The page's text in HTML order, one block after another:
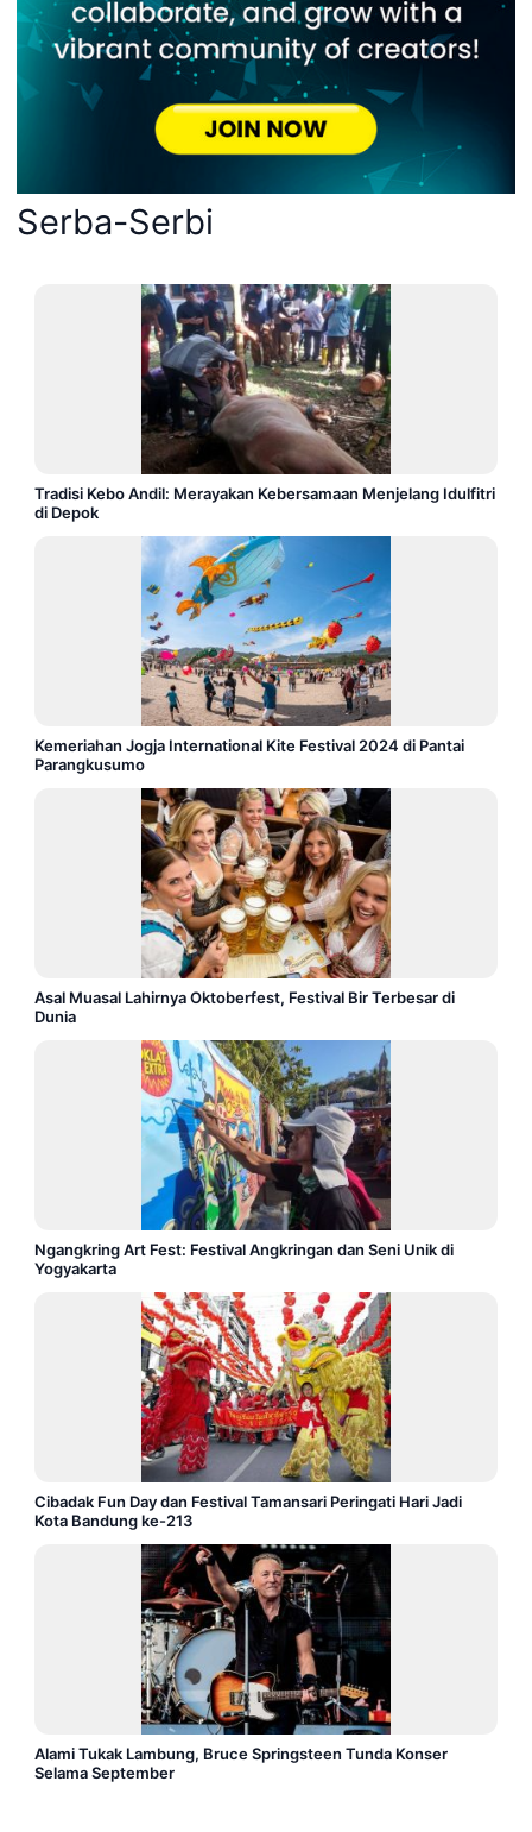
Serba-Serbi
Tradisi Kebo Andil: Merayakan Kebersamaan Menjelang Idulfitri
di Depok
Kemeriahan Jogja International Kite Festival 2024 di Pantai
Parangkusumo
Asal Muasal Lahirnya Oktoberfest, Festival Bir Terbesar di
Dunia
Ngangkring Art Fest: Festival Angkringan dan Seni Unik di
Yogyakarta
Cibadak Fun Day dan Festival Tamansari Peringati Hari Jadi
Kota Bandung ke-213
Alami Tukak Lambung, Bruce Springsteen Tunda Konser
Selama September